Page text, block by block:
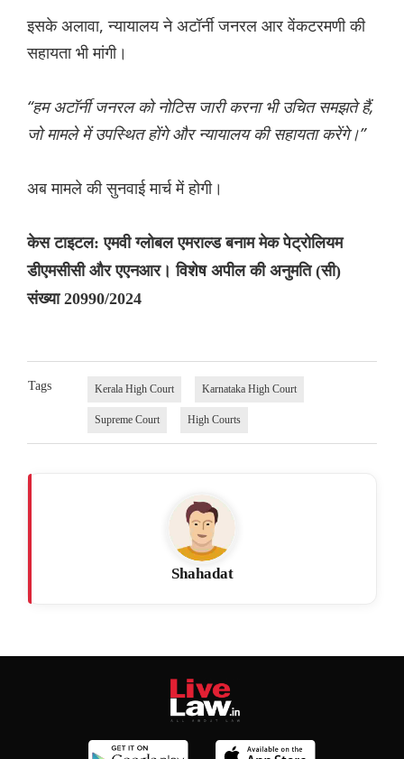
इसके अलावा, न्यायालय ने अटॉर्नी जनरल आर वेंकटरमणी की
सहायता भी मांगी।
“हम अटॉर्नी जनरल को नोटिस जारी करना भी उचित समझते हैं,
जो मामले में उपस्थित होंगे और न्यायालय की सहायता करेंगे।”
अब मामले की सुनवाई मार्च में होगी।
केस टाइटल: एमवी ग्लोबल एमराल्ड बनाम मेक पेट्रोलियम
डीएमसीसी और एएनआर। विशेष अपील की अनुमति (सी)
संख्या 20990/2024
Tags Kerala High Court Karnataka High Court
Supreme Court High Courts
Shahadat